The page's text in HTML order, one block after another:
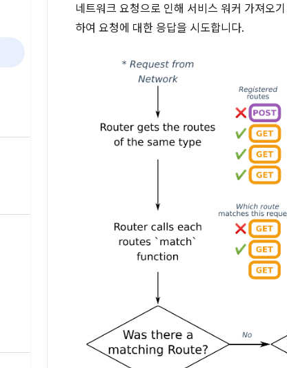
네트워크 요청으로 인해 서비스 워커 가져오
하여 요청에 대한 응답을 시도합니다.